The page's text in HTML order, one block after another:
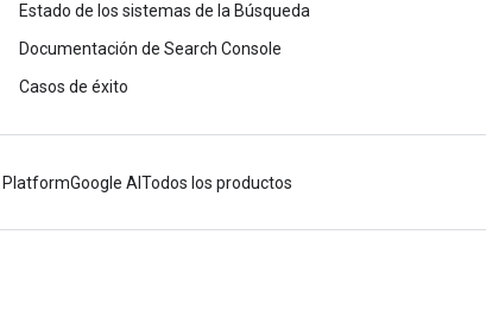
Estado de los sistemas de la Búsqueda
Documentación de Search Console
Casos de éxito
PlatformGoogle AI Todos los productos